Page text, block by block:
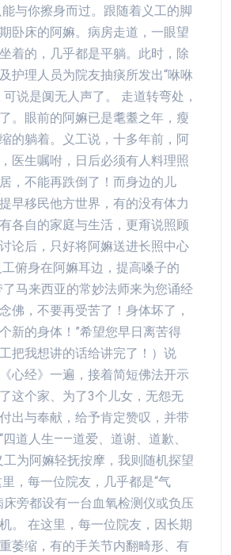
与你擦身而过。跟随着义工的脚
卧床的阿嫲。病房走道，一眼望
着的，几乎都是平躺。此时，除
护理人员为院友抽痰所发出“咻咻
说是阒无人声了。 走道转弯处，
。眼前的阿嫲已是耄耋之年，瘦
的躺着。义工说，十多年前，阿
医生嘱咐，日后必须有人料理照
，不能再跌倒了！而身边的儿
早移民他方世界，有的没有体力
各自的家庭与生活，更甭说照顾
论后，只好将阿嫲送进长照中心
俯身在阿嫲耳边，提高嗓子的
了马来西亚的常妙法师来为您诵经
佛，不要再受苦了！身体坏了，
新的身体！”希望您早日离苦得
把我想讲的话给讲完了！）说
心经》一遍，接着简短佛法开示
这个家、为了3个儿女，无怨无
出与奉献，给予肯定赞叹，并带
道人生——道爱、道谢、道歉、
工为阿嫲轻抚按摩，我则随机探望
，每一位院友，几乎都是“气
床旁都设有一台血氧检测仪或负压
。 在这里，每一位院友，因长期
萎缩，有的手关节内翻畸形、有